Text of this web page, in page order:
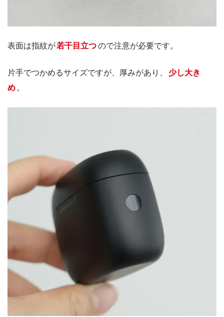
表面は指紋が若干目立つので注意が必要です。
片手でつかめるサイズですが、厚みがあり、
少し大き
め 。